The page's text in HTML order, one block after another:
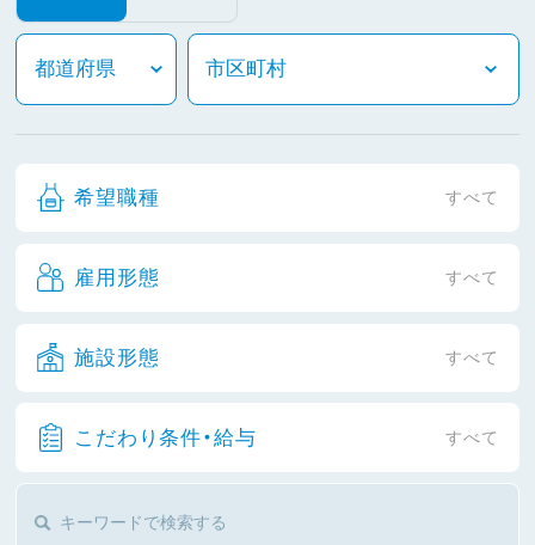
希望職種 すべて
雇用形態 すべて
施設形態 すべて
こだわり条件・給与 すべて